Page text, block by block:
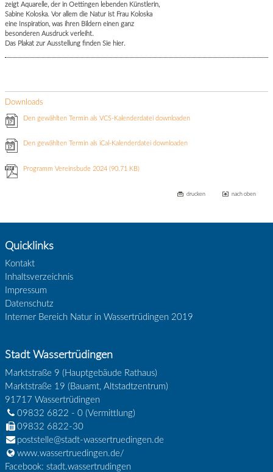
zeigt Aquarelle, der in Oettingen lebenden Künstlerin,
Sabine Koloska. Vor allem die Natur ist Frau Koloska
eine Inspiration, was ihren Bildern einen ganz
besonderen Ausdruck verleiht.
Das Plakat zur Ausstellung finden Sie hier.
Downloads
Den gewählten Termin als VCS-Kalenderdatei downloaden
Den gewählten Termin als iCal-Kalenderdatei downloaden
Programm Vereinsbude 2024(90.71 KB)
drucken nach oben
Quicklinks
Kontakt
Inhaltsverzeichnis
Impressum
Datenschutz
Interner Bereich Natur in Wassertrüdingen 2019
Stadt Wassertrüdingen
Marktstraße 9 (Hauptgebäude Rathaus)
Marktstraße 19 (Bauamt, Altstadtzentrum)
91717 Wassertrüdingen
09832 6822 - 0(Vermittlung)
09832 6822-30
poststelle@stadt-wassertruedingen.de
www.wassertruedingen.de/
Facebook: stadt.wassertrudingen